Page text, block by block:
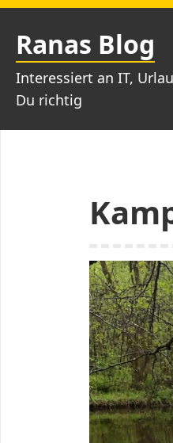
Zum
Inhalt
springen
Ranas Blog
Interessiert an IT,
Du richtig